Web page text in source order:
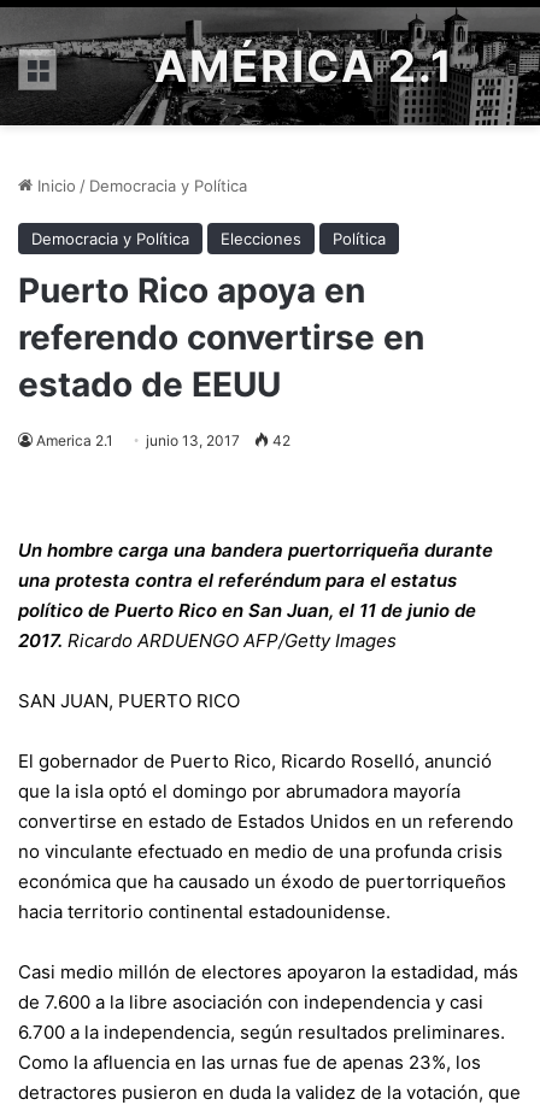
Menú AMÉRICA 2.1
Inicio / Democracia y Política
Democracia y Política Elecciones Política
Puerto Rico apoya en
referendo convertirse en
estado de EEUU
America 2.1 junio 13, 2017 42
Un hombre carga una bandera puertorriqueña durante
una protesta contra el referéndum para el estatus
político de Puerto Rico en San Juan, el 11 de junio de
2017. Ricardo ARDUENGO AFP/Getty Images
SAN JUAN, PUERTO RICO
El gobernador de Puerto Rico, Ricardo Roselló, anunció
que la isla optó el domingo por abrumadora mayoría
convertirse en estado de Estados Unidos en un referendo
no vinculante efectuado en medio de una profunda crisis
económica que ha causado un éxodo de puertorriqueños
hacia territorio continental estadounidense.
Casi medio millón de electores apoyaron la estadidad, más
de 7.600 a la libre asociación con independencia y casi
6.700 a la independencia, según resultados preliminares.
Como la afluencia en las urnas fue de apenas 23%, los
detractores pusieron en duda la validez de la votación, que